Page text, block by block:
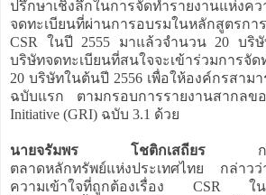
ปรึกษาเชิงลึกในการจัดทำรายงานแห่งค
จดทะเบียนที่ผ่านการอบรมในหลักสูตรกา
CSR ในปี 2555 มาแล้วจำนวน 20 บริษั
บริษัทจดทะเบียนที่สนใจจะเข้าร่วมการจัด
20 บริษัทในต้นปี 2556 เพื่อให้องค์กรสาม
ฉบับแรก ตามกรอบการรายงานสากลข
Initiative (GRI) ฉบับ 3.1 ด้วย
นายจรัมพร โชติกเสถียร กรรม
ตลาดหลักทรัพย์แห่งประเทศไทย กล่าว
ความเข้าใจที่ถูกต้องเรื่อง CSR ใน